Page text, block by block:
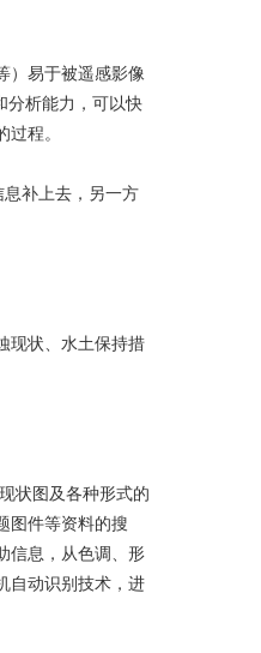
）易于被遥感影像
分析能力，可以快
程。
补上去，另一方
现状、水土保持措
状图及各种形式的
图件等资料的搜
信息，从色调、形
自动识别技术，进